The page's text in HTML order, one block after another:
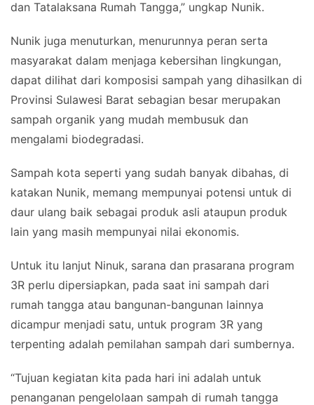
dan Tatalaksana Rumah Tangga,” ungkap Nunik.
Nunik juga menuturkan, menurunnya peran serta
masyarakat dalam menjaga kebersihan lingkungan,
dapat dilihat dari komposisi sampah yang dihasilkan di
Provinsi Sulawesi Barat sebagian besar merupakan
sampah organik yang mudah membusuk dan
mengalami biodegradasi.
Sampah kota seperti yang sudah banyak dibahas, di
katakan Nunik, memang mempunyai potensi untuk di
daur ulang baik sebagai produk asli ataupun produk
lain yang masih mempunyai nilai ekonomis.
Untuk itu lanjut Ninuk, sarana dan prasarana program
3R perlu dipersiapkan, pada saat ini sampah dari
rumah tangga atau bangunan-bangunan lainnya
dicampur menjadi satu, untuk program 3R yang
terpenting adalah pemilahan sampah dari sumbernya.
“Tujuan kegiatan kita pada hari ini adalah untuk
penanganan pengelolaan sampah di rumah tangga